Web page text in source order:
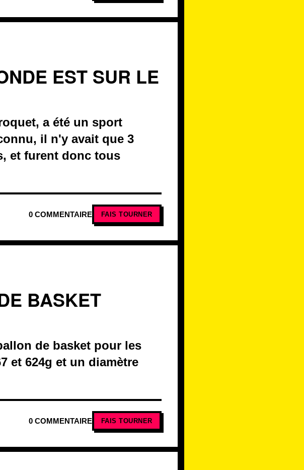
EST SUR LE
a été un sport
il n'y avait que 3
et furent donc tous
0 COMMENTAIRE FAIS TOURNER
BASKET
de basket pour les
et 624g et un diamètre
0 COMMENTAIRE FAIS TOURNER